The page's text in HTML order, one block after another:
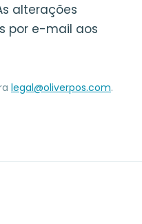
alterações
por e-mail aos
legal@oliverpos.com.